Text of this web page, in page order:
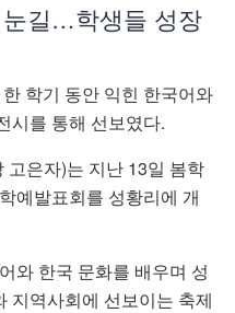
눈길…학생들 성장
학기 동안 익힌 한국어와
시를 통해 선보였다.
고은자)는 지난 13일 봄학
예발표회를 성황리에 개
와 한국 문화를 배우며 성
지역사회에 선보이는 축제